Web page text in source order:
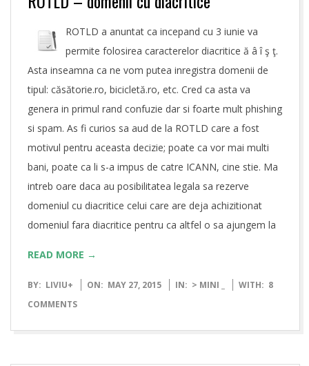
ROTLD a anuntat ca incepand cu 3 iunie va
permite folosirea caracterelor diacritice ă â î ş ţ.
Asta inseamna ca ne vom putea inregistra domenii de
tipul: căsătorie.ro, bicicletă.ro, etc. Cred ca asta va
genera in primul rand confuzie dar si foarte mult phishing
si spam. As fi curios sa aud de la ROTLD care a fost
motivul pentru aceasta decizie; poate ca vor mai multi
bani, poate ca li s-a impus de catre ICANN, cine stie. Ma
intreb oare daca au posibilitatea legala sa rezerve
domeniul cu diacritice celui care are deja achizitionat
domeniul fara diacritice pentru ca altfel o sa ajungem la
READ MORE →
2015-
05-
BY: LIVIU+ ON: MAY 27, 2015 IN: > MINI _ WITH: 8
COMMENTS